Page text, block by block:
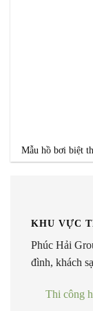
Mẫu hồ bơi biệt
KHU VỰC
Phúc Hải
đình, khách
Thi công